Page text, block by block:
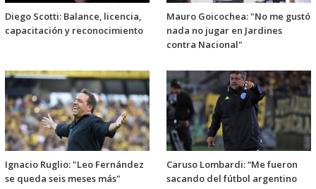
Diego Scotti: Balance, licencia,
capacitación y reconocimiento
Mauro Goicochea: "No me gustó
nada no jugar en Jardines
contra Nacional"
Ignacio Ruglio: "Leo Fernández
se queda seis meses más"
Caruso Lombardi: “Me fueron
sacando del fútbol argentino